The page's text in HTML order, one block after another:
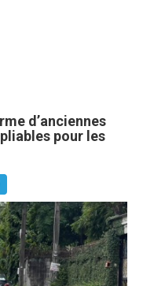
d’anciennes
pour les